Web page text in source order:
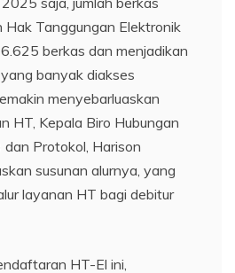
Tanggungan Elektronik
berkas dan menjadikan
banyak diakses
menyebarluaskan
HT, Kepala Biro Hubungan
Protokol, Harison
susunan alurnya, yang
layanan HT bagi debitur
HT-El ini,